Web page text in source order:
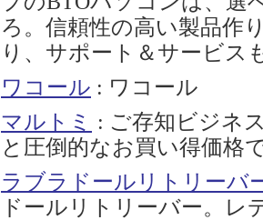
ろ。信頼性の高い製品作
り、サポート＆サービス
ワコール : ワコール
マルトミ
: ご存知ビジネ
と圧倒的なお買い得価格
ラブラドールリトリーバ
ドールリトリーバー。レ